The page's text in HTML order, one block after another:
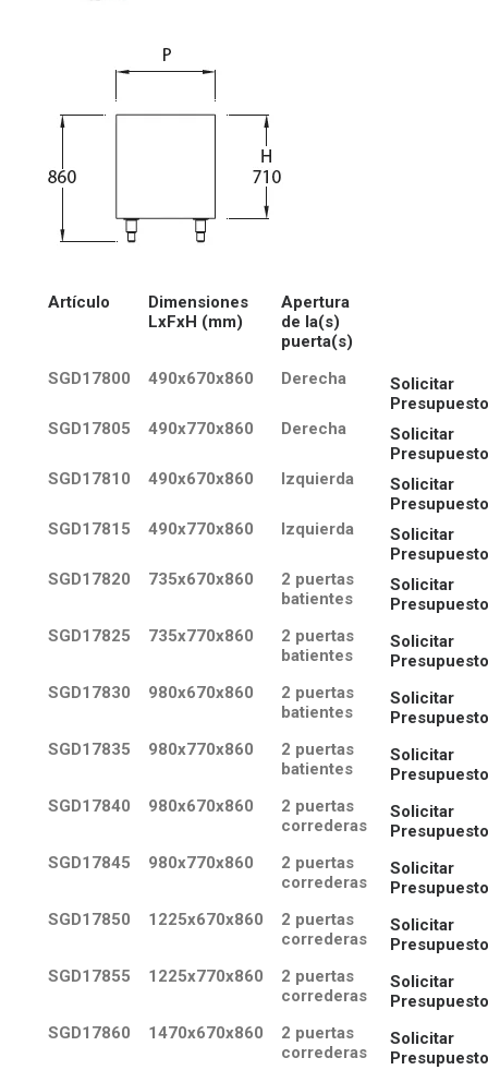
Artículo
Dimensiones
LxFxH (mm)
Apertura
de la(s)
puerta(s)
SGD17800
490x670x860 Derecha
Solicitar
Presupuesto
SGD17805
490x770x860 Derecha
Solicitar
Presupuesto
SGD17810
490x670x860 Izquierda
Solicitar
Presupuesto
SGD17815
490x770x860 Izquierda
Solicitar
Presupuesto
SGD17820
735x670x860
2 puertas
batientes
Solicitar
Presupuesto
SGD17825
735x770x860
2 puertas
batientes
Solicitar
Presupuesto
SGD17830
980x670x860
2 puertas
batientes
Solicitar
Presupuesto
SGD17835
980x770x860
2 puertas
batientes
Solicitar
Presupuesto
SGD17840
980x670x860
2 puertas
correderas
Solicitar
Presupuesto
SGD17845
980x770x860
2 puertas
correderas
Solicitar
Presupuesto
SGD17850
1225x670x860
2 puertas
correderas
Solicitar
Presupuesto
SGD17855
1225x770x860
2 puertas
correderas
Solicitar
Presupuesto
SGD17860
1470x670x860
2 puertas
correderas
Solicitar
Presupuesto